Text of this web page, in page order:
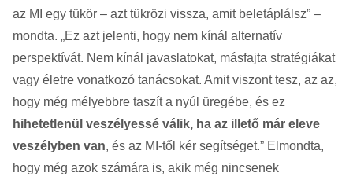
az MI egy tükör – azt tükrözi vissza, amit beletáplálsz” –
mondta. „Ez azt jelenti, hogy nem kínál alternatív
perspektívát. Nem kínál javaslatokat, másfajta stratégiákat
vagy életre vonatkozó tanácsokat. Amit viszont tesz, az az,
hogy még mélyebbre taszít a nyúl üregébe, és ez
hihetetlenül veszélyessé válik, ha az illető már eleve
veszélyben van, és az MI-től kér segítséget.” Elmondta,
hogy még azok számára is, akik még nincsenek